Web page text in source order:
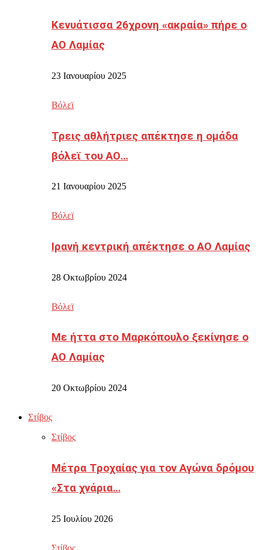
Κενυάτισσα 26χρονη «ακραία» πήρε ο
ΑΟ Λαμίας
23 Ιανουαρίου 2025
Βόλεϊ
Τρεις αθλήτριες απέκτησε η ομάδα
βόλεϊ του ΑΟ…
21 Ιανουαρίου 2025
Βόλεϊ
Ιρανή κεντρική απέκτησε ο ΑΟ Λαμίας
28 Οκτωβρίου 2024
Βόλεϊ
Με ήττα στο Μαρκόπουλο ξεκίνησε ο
ΑΟ Λαμίας
20 Οκτωβρίου 2024
Στίβος
Στίβος
Μέτρα Τροχαίας για τον Αγώνα δρόμου
«Στα χνάρια…
25 Ιουλίου 2026
Στίβος